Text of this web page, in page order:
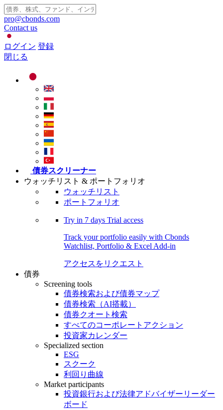
pro@cbonds.com
Contact us
ログイン 登録
閉じる
債券スクリーナー
ウォッチリスト & ポートフォリオ
ウォッチリスト
ポートフォリオ
Try in 7 days Trial access
Track your portfolio easily with Cbonds
Watchlist, Portfolio & Excel Add-in
アクセスをリクエスト
債券
Screening tools
債券検索および債券マップ
債券検索（AI搭載）
債券クオート検索
すべてのコーポレートアクション
投資家カレンダー
Specialized section
ESG
スクーク
利回り曲線
Market participants
投資銀行および法律アドバイザーリーダー
ボード